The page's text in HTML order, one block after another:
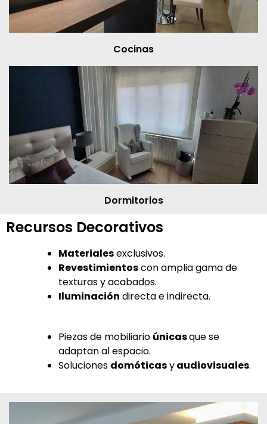
Cocinas
Dormitorios
Recursos Decorativos
Materialesexclusivos.
Revestimientoscon amplia gama de
texturas y acabados.
Iluminación directa e indirecta.
Piezas de mobiliario únicasque se
adaptan al espacio.
Soluciones domóticasyaudiovisuales.